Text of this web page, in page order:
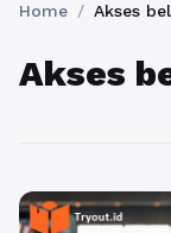
Home / Akses
Akses